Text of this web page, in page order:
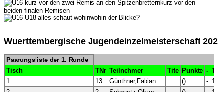
kurz vor den
beiden finalen Remisen
wohin der Blicke?
Wuerttembergische Jugendeinzelmeisterschaft
Paarungsliste der 1. Runde
Tisch
TNr Teilnehmer Tite Punkte -
1
13 Günthner,Fabian () - 1